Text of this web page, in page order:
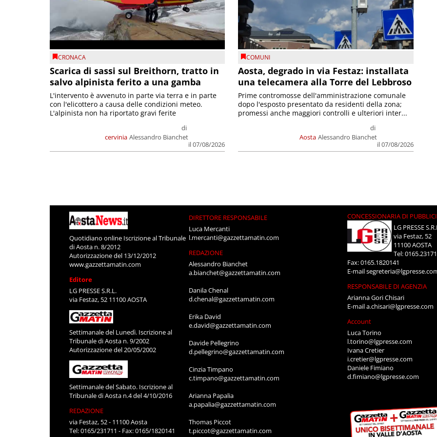
CRONACA
Scarica di sassi sul Breithorn, tratto in
salvo alpinista ferito a una gamba
cervinia
di
Alessandro Bianchet
il 07/08/2026
L'intervento è avvenuto in parte via terra e in parte
con l'elicottero a causa delle condizioni meteo.
L'alpinista non ha riportato gravi ferite
COMUNI
Aosta, degrado in via Festaz: installata
una telecamera alla Torre del Lebbroso
Aosta
di
Alessandro Bianchet
il 07/08/2026
Prime contromosse dell'amministrazione comunale
dopo l'esposto presentato da residenti della zona;
promessi anche maggiori controlli e ulteriori inter...
Quotidiano online Iscrizione al Tribunale
di Aosta n. 8/2012
Autorizzazione del 13/12/2012
www.gazzettamatin.com
Editore
LG PRESSE S.R.L.
via Festaz, 52 11100 AOSTA
Settimanale del Lunedì. Iscrizione al
Tribunale di Aosta n. 9/2002
Autorizzazione del 20/05/2002
Settimanale del Sabato. Iscrizione al
Tribunale di Aosta n.4 del 4/10/2016
REDAZIONE
via Festaz, 52 - 11100 Aosta
Tel: 0165/231711 - Fax: 0165/1820141
DIRETTORE RESPONSABILE
Luca Mercanti
l.mercanti@gazzettamatin.com
REDAZIONE
Alessandro Bianchet
a.bianchet@gazzettamatin.com
Danila Chenal
d.chenal@gazzettamatin.com
Erika David
e.david@gazzettamatin.com
Davide Pellegrino
d.pellegrino@gazzettamatin.com
Cinzia Timpano
c.timpano@gazzettamatin.com
Arianna Papalia
a.papalia@gazzettamatin.com
Thomas Piccot
t.piccot@gazzettamatin.com
CONCESSIONARIA DI
LG PRESSE
via Festaz, 52
11100 AOSTA
Tel:
Fax: 0165.1820141
E-mail
RESPONSABILE DI AGENZIA
Arianna Gori Chisari
E-maila.chisari@lgpresse.com
Account
Luca Torino
l.torino@lgpresse.com
Ivana Cretier
i.cretier@lgpresse.com
Daniele Fimiano
d.fimiano@lgpresse.com